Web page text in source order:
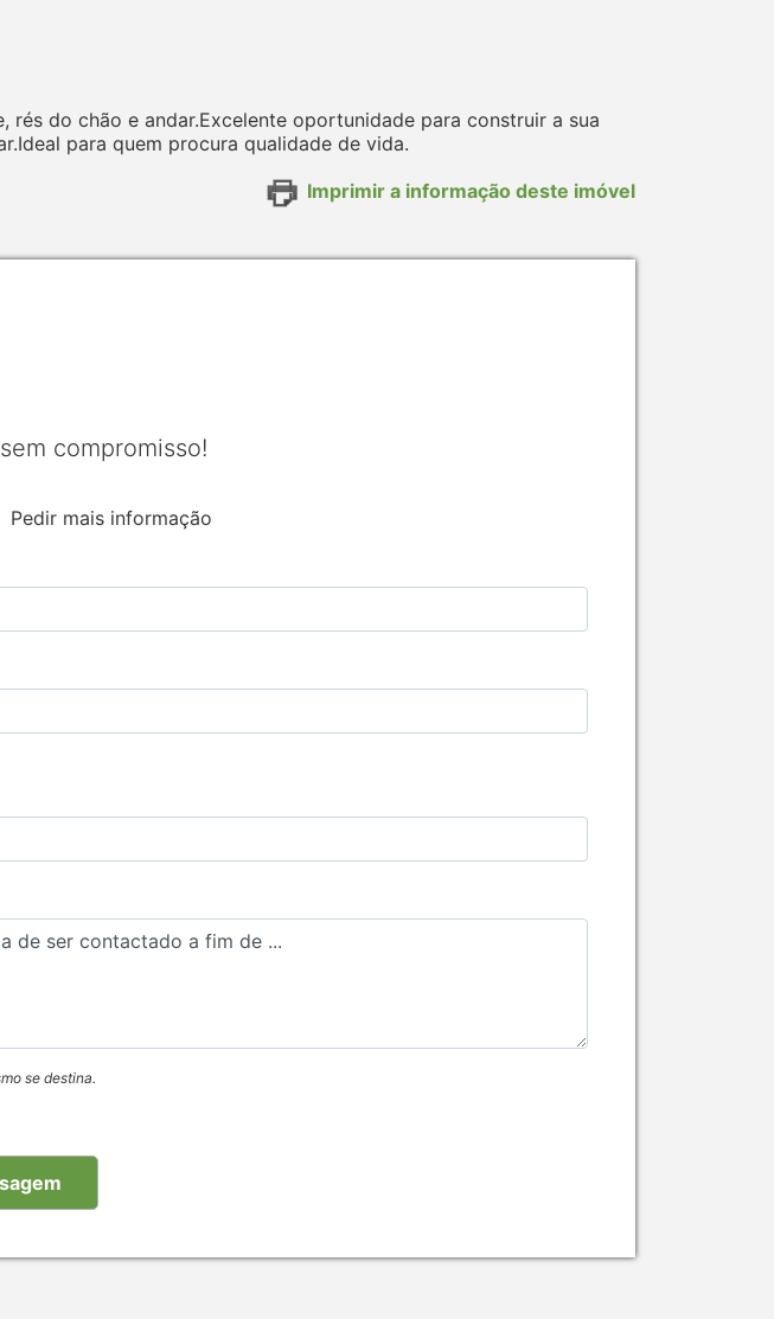
do chão e andar.Excelente oportunidade para construir a sua
para quem procura qualidade de vida.
Imprimir a informação deste imóvel
compromisso!
Pedir mais informação
se destina.